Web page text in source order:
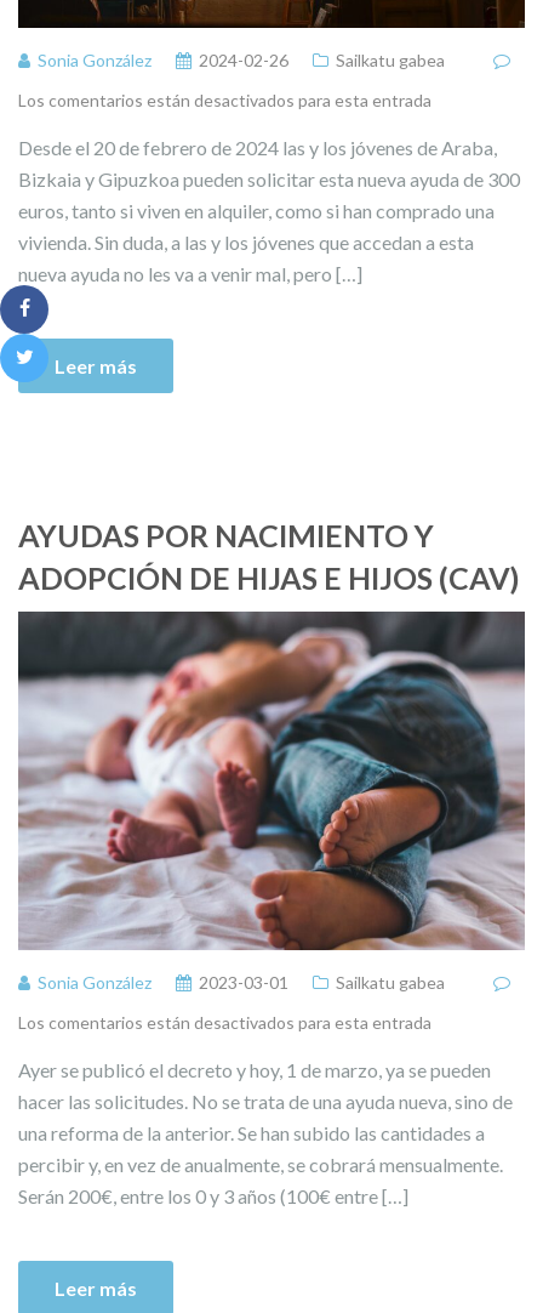
Sonia González 2024-02-26
Sailkatu gabea
Los comentarios están desactivados para esta entrada
Desde el 20 de febrero de 2024 las y los jóvenes de Araba,
Bizkaia y Gipuzkoa pueden solicitar esta nueva ayuda de 300
euros, tanto si viven en alquiler, como si han comprado una
vivienda. Sin duda, a las y los jóvenes que accedan a esta
nueva ayuda no les va a venir mal, pero […]
Leer más
AYUDAS POR NACIMIENTO Y
ADOPCIÓN DE HIJAS E HIJOS (CAV)
Sonia González 2023-03-01
Sailkatu gabea
Los comentarios están desactivados para esta entrada
Ayer se publicó el decreto y hoy, 1 de marzo, ya se pueden
hacer las solicitudes. No se trata de una ayuda nueva, sino de
una reforma de la anterior. Se han subido las cantidades a
percibir y, en vez de anualmente, se cobrará mensualmente.
Serán 200€, entre los 0 y 3 años (100€ entre […]
Leer más